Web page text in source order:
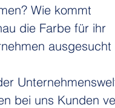
Wie kommt
die Farbe für ihr
bei uns Kunden